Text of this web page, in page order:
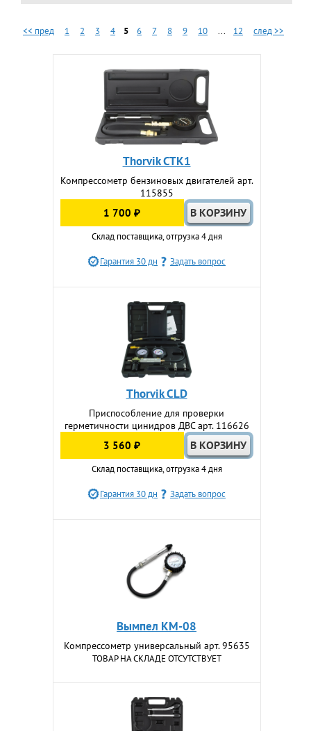
<< пред 1 2 3 4 5 6 7 8 9 10 ... 12 след >>
Thorvik CTK1
Компрессометр бензиновых двигателей арт.
115855
1 700 ₽
Склад поставщика, отгрузка 4 дня
Гарантия 30 дн Задать вопрос
Thorvik CLD
Приспособление для проверки
герметичности цинидров ДВС арт. 116626
3 560 ₽
Склад поставщика, отгрузка 4 дня
Гарантия 30 дн Задать вопрос
Вымпел КМ-08
Компрессометр универсальный арт. 95635
ТОВАР НА СКЛАДЕ ОТСУТСТВУЕТ